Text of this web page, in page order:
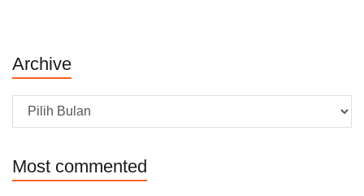
Archive
Archive
Most commented